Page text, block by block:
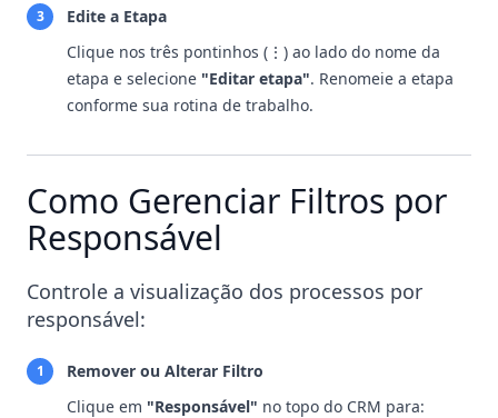
3
Edite a Etapa
Clique nos três pontinhos (⋮) ao lado do nome da
etapa e selecione "Editar etapa". Renomeie a etapa
conforme sua rotina de trabalho.
Como Gerenciar Filtros por
Responsável
Controle a visualização dos processos por
responsável:
1
Remover ou Alterar Filtro
Clique em "Responsável" no topo do CRM para: